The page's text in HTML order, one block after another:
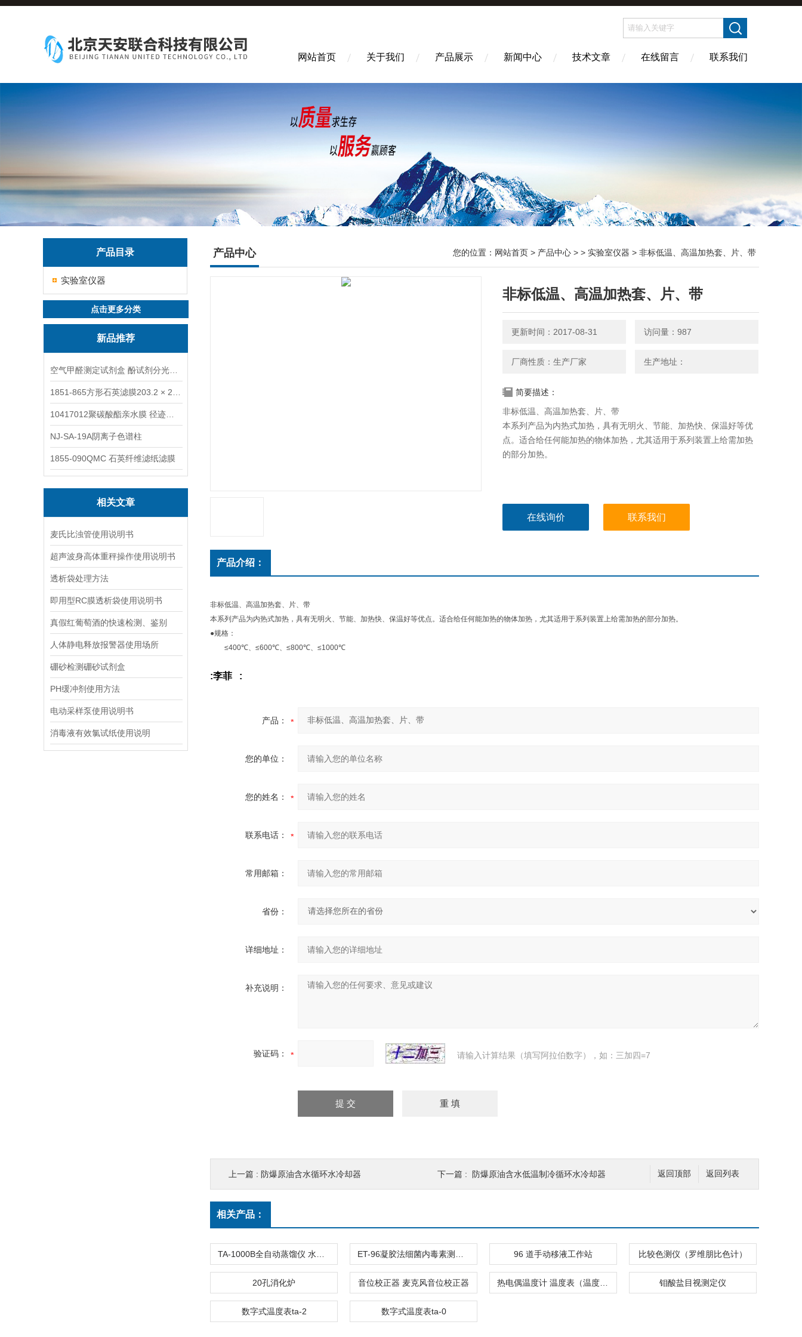
网站首页 关于我们 产品展示 新闻中心 技术文章 在线留言 联系我们
产品目录
实验室仪器
点击更多分类
新品推荐
NJ-SA-19A阴离子色谱柱
1855-090QMC 石英纤维滤纸滤膜
相关文章
麦氏比浊管使用说明书
超声波身高体重秤操作使用说明书
透析袋处理方法
即用型RC膜透析袋使用说明书
真假红葡萄酒的快速检测、鉴别
人体静电释放报警器使用场所
硼砂检测硼砂试剂盒
PH缓冲剂使用方法
电动采样泵使用说明书
消毒液有效氯试纸使用说明
产品中心 您的位置： 网站首页 > 产品中心 > > 实验室仪器 > 非标低温、高温加热套、片、带
非标低温、高温加热套、片、带
更新时间：2017-08-31 访问量：987
厂商性质：生产厂家 生产地址：
简要描述：
非标低温、高温加热套、片、带
本系列产品为内热式加热，具有无明火、节能、加热快、保温好等优
点。适合给任何能加热的物体加热，尤其适用于系列装置上给需加热
的部分加热。
在线询价 联系我们
产品介绍：
非标低温、高温加热套、片、带
本系列产品为内热式加热，具有无明火、节能、加热快、保温好等优点。适合给任何能加热的物体加热，尤其适用于系列装置上给需加热的部分加热。
●规格：
≤400℃、≤600℃、≤800℃、≤1000℃
:李菲 :
产品：
您的单位：
您的姓名：
联系电话：
常用邮箱：
省份：
详细地址：
补充说明：
验证码： 请输入计算结果（填写阿拉伯数字），如：三加四=7
返回列表
返回顶部
上一篇 : 防爆原油含水循环水冷却器 下一篇 : 防爆原油含水低温制冷循环水冷却器
相关产品：
96 道手动移液工作站 比较色测仪（罗维朋比色计）
20孔消化炉 音位校正器 麦克风音位校正器 钼酸盐目视测定仪
数字式温度表ta-2 数字式温度表ta-0